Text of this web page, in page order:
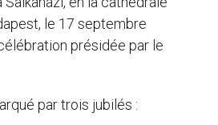
le 17 septembre
présidée par le
par trois jubilés :